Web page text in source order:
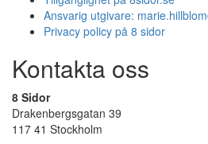
Ansvarig utgivare:
Privacy policy på 8 sidor
Kontakta oss
8 Sidor
Drakenbergsgatan 39
117 41 Stockholm